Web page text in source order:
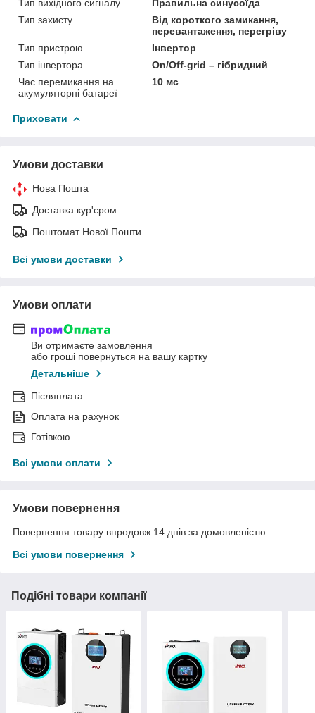
Тип вихідного сигналу
Правильна синусоїда
Тип захисту
Від короткого замикання,
перевантаження, перегріву
Тип пристрою
Інвертор
Тип інвертора
On/Off-grid – гібридний
Час перемикання на
акумуляторні батареї
10 мс
Приховати
Умови доставки
Нова Пошта
Доставка кур'єром
Поштомат Нової Пошти
Всі умови доставки
Умови оплати
Ви отримаєте замовлення
або гроші повернуться на вашу картку
Детальніше
Післяплата
Оплата на рахунок
Готівкою
Всі умови оплати
Умови повернення
Повернення товару впродовж 14 днів за домовленістю
Всі умови повернення
Подібні товари компанії